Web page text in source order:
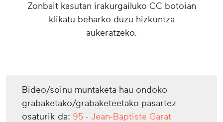
Zonbait kasutan irakurgailuko CC botoian
klikatu beharko duzu hizkuntza
aukeratzeko.
Bideo/soinu muntaketa hau ondoko
grabaketako/grabaketeetako pasartez
osaturik da: 95 - Jean-Baptiste Garat